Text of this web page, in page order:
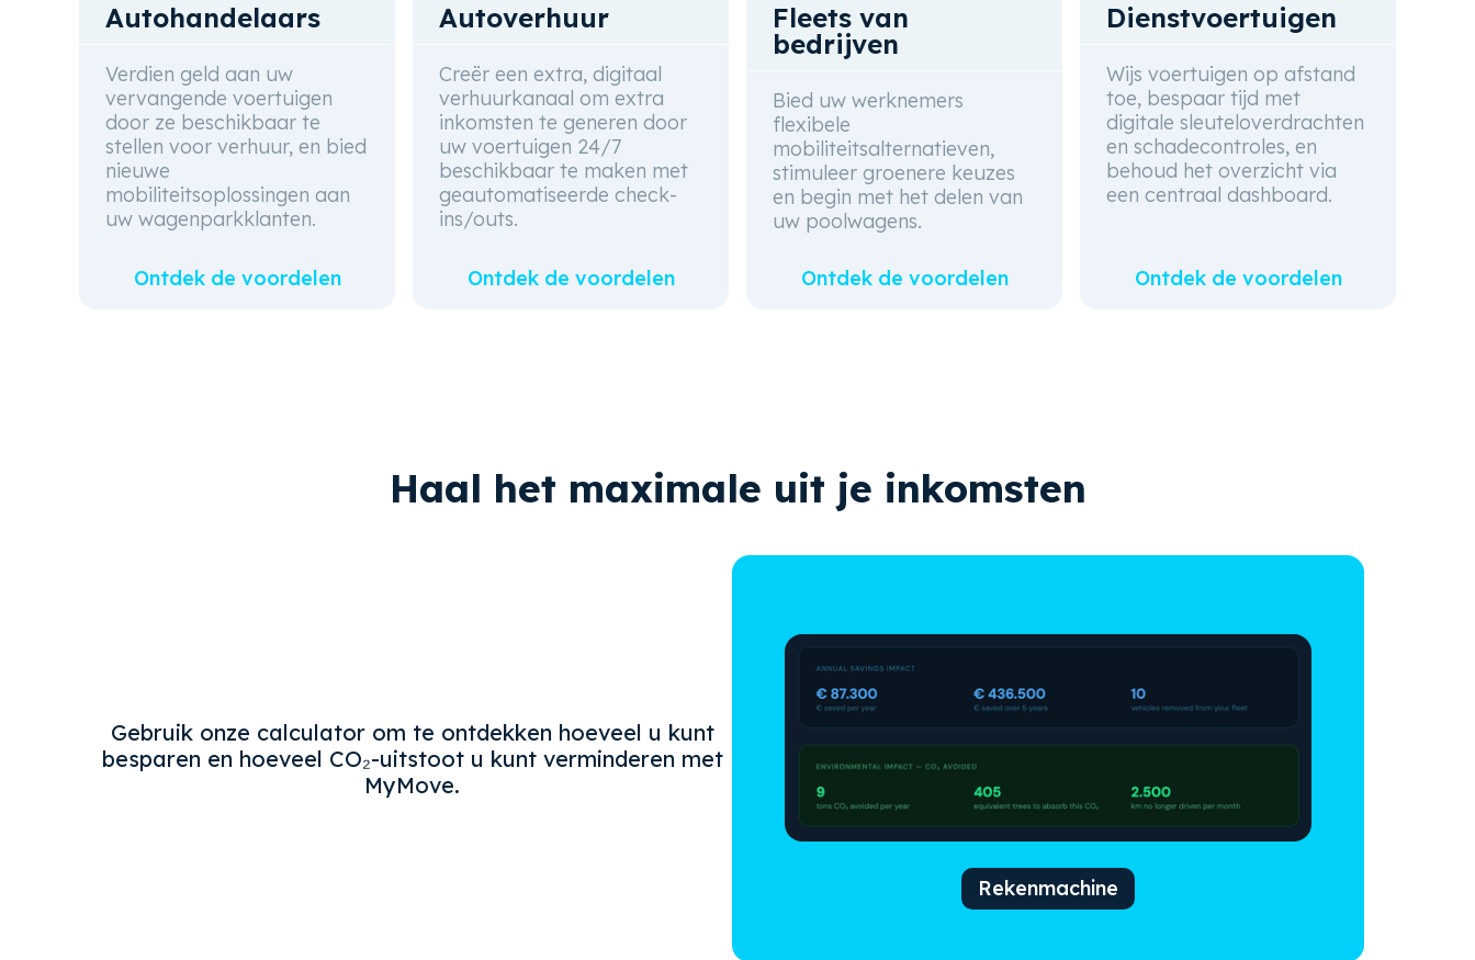
Autohandelaars
Verdien geld aan uw
vervangende voertuigen
door ze beschikbaar te
stellen voor verhuur, en bied
nieuwe
mobiliteitsoplossingen aan
uw wagenparkklanten.
Ontdek de voordelen
Autoverhuur
Creër een extra, digitaal
verhuurkanaal om extra
inkomsten te generen door
uw voertuigen 24/7
beschikbaar te maken met
geautomatiseerde check-
ins/outs.
Ontdek de voordelen
Fleets van
bedrijven
Bied uw werknemers
flexibele
mobiliteitsalternatieven,
stimuleer groenere keuzes
en begin met het delen van
uw poolwagens.
Ontdek de voordelen
Dienstvoertuigen
Wijs voertuigen op afstand
toe, bespaar tijd met
digitale sleuteloverdrachten
en schadecontroles, en
behoud het overzicht via
een centraal dashboard.
Ontdek de voordelen
Haal het maximale uit je inkomsten
Gebruik onze calculator om te ontdekken hoeveel u kunt
besparen en hoeveel CO₂-uitstoot u kunt verminderen met
MyMove.
Rekenmachine